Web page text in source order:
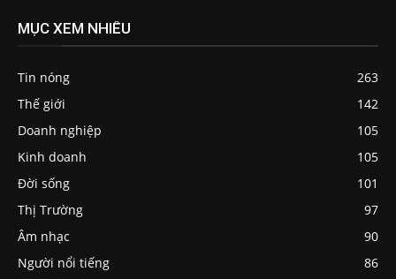
MỤC XEM NHIỀU
Tin nóng
263
Thế giới
142
Doanh nghiệp
105
Kinh doanh
105
Đời sống
101
Thị Trường
97
Âm nhạc
90
Người nổi tiếng
86